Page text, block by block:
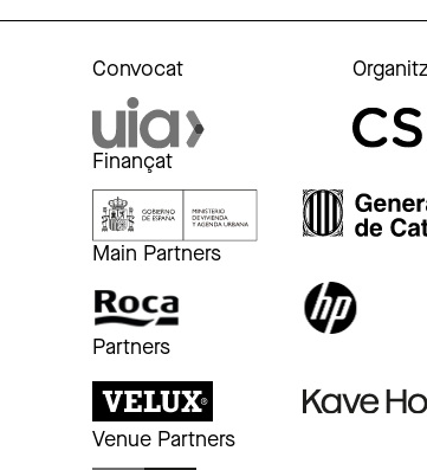
Convocat
Finançat
Main Partners
Partners
Venue Partners